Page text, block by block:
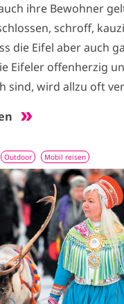
ihre Bewohner
schroff,
die Eifel aber auch
Eifeler offenherzig
sind, wird allzu oft
Outdoor Mobil reisen